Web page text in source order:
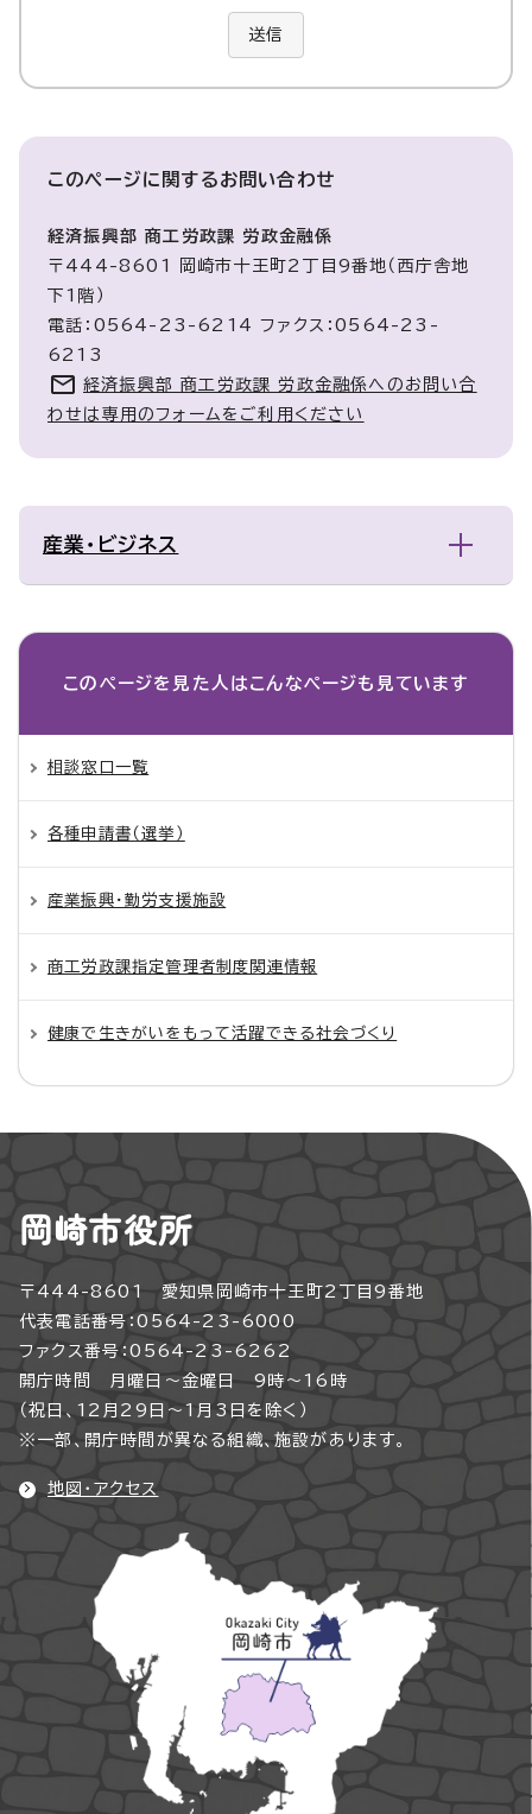
送信
このページに関するお問い合わせ
経済振興部 商工労政課 労政金融係
〒444-8601 岡崎市十王町2丁目9番地（西庁舎地
下1階）
電話：0564-23-6214 ファクス：0564-23-
6213
経済振興部 商工労政課 労政金融係へのお問い合
わせは専用のフォームをご利用ください
産業・ビジネス
このページを見た人は こんなページも見ています
相談窓口一覧
各種申請書（選挙）
産業振興・勤労支援施設
商工労政課指定管理者制度関連情報
健康で生きがいをもって活躍できる社会づくり
岡崎市役所
〒444-8601 愛知県岡崎市十王町2丁目9番地
代表電話番号：0564-23-6000
ファクス番号：0564-23-6262
開庁時間 月曜日～金曜日 9時～16時
（祝日、12月29日～1月3日を除く）
※一部、開庁時間が異なる組織、施設があります。
地図・アクセス